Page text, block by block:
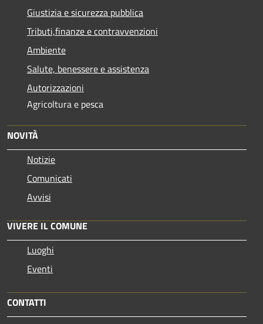
Giustizia e sicurezza pubblica
Tributi,finanze e contravvenzioni
Ambiente
Salute, benessere e assistenza
Autorizzazioni
Agricoltura e pesca
NOVITÀ
Notizie
Comunicati
Avvisi
VIVERE IL COMUNE
Luoghi
Eventi
CONTATTI